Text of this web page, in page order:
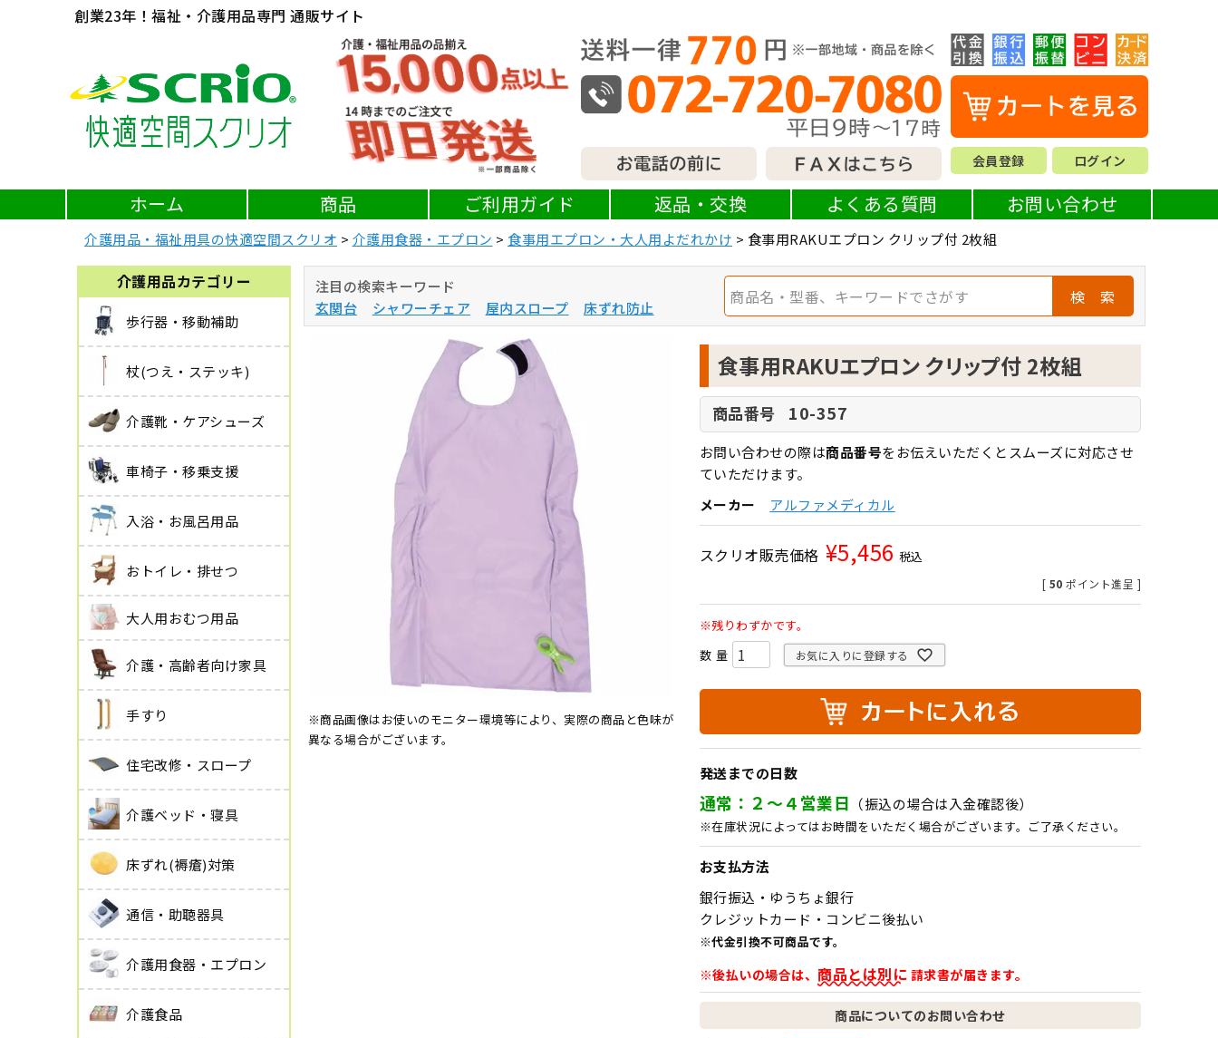
創業23年！福祉・介護用品専門 通販サイト
会員登録 ログイン
ホーム 商品 ご利用ガイド 返品・交換 よくある質問 お問い合わせ
介護用品・福祉用具の快適空間スクリオ 介護用食器・エプロン 食事用エプロン・大人用よだれかけ 食事用RAKUエプロン クリップ付 2枚組
介護用品カテゴリー
歩行器・移動補助
杖(つえ・ステッキ)
介護靴・ケアシューズ
車椅子・移乗支援
入浴・お風呂用品
おトイレ・排せつ
大人用おむつ用品
介護・高齢者向け家具
手すり
住宅改修・スロープ
介護ベッド・寝具
床ずれ(褥瘡)対策
通信・助聴器具
介護用食器・エプロン
介護食品
注目の検索キーワード
玄関台
シャワーチェア 屋内スロープ 床ずれ防止
検 索
※商品画像はお使いのモニター環境等により、実際の商品と色味が
異なる場合がございます。
食事用RAKUエプロン クリップ付 2枚組
商品番号 10-357
お問い合わせの際は商品番号をお伝えいただくとスムーズに対応させ
ていただけます。
メーカー
アルファメディカル
スクリオ販売価格 ¥5,456 税込
[ 50 ポイント進呈 ]
※残りわずかです。
お気に入りに登録する
発送までの日数
通常：２～４営業日 （振込の場合は入金確認後）
※在庫状況によってはお時間をいただく場合がございます。ご了承ください。
お支払方法
銀行振込・ゆうちょ銀行
クレジットカード・コンビニ後払い
※代金引換不可商品です。
※後払いの場合は、 商品とは別に 請求書が届きます。
商品についてのお問い合わせ